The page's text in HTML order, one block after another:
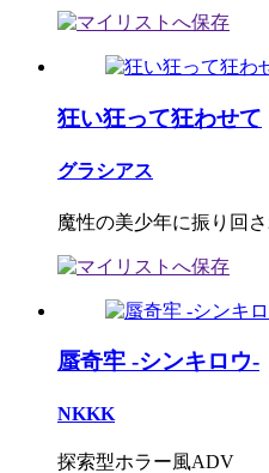
狂い狂って狂わせて
グラシアス
魔性の美少年に振り回
蜃奇牢 -シンキロウ-
NKKK
探索型ホラー風ADV